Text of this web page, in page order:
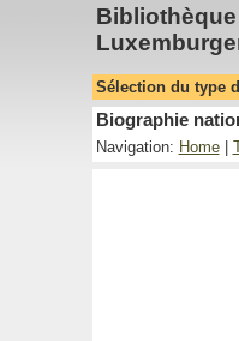
Sélection du type
Biographie
Navigation: Home|